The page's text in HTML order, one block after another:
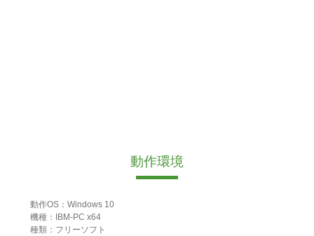
動作環境
動作OS：Windows 10
機種：IBM-PC x64
種類：フリーソフト